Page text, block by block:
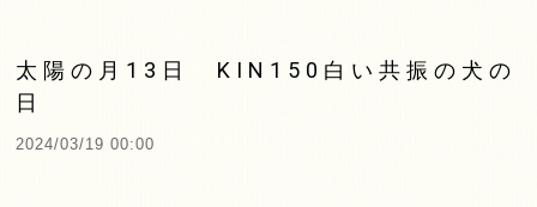
太陽の月13日 KIN150白い共振の犬の
日
2024/03/19 00:00